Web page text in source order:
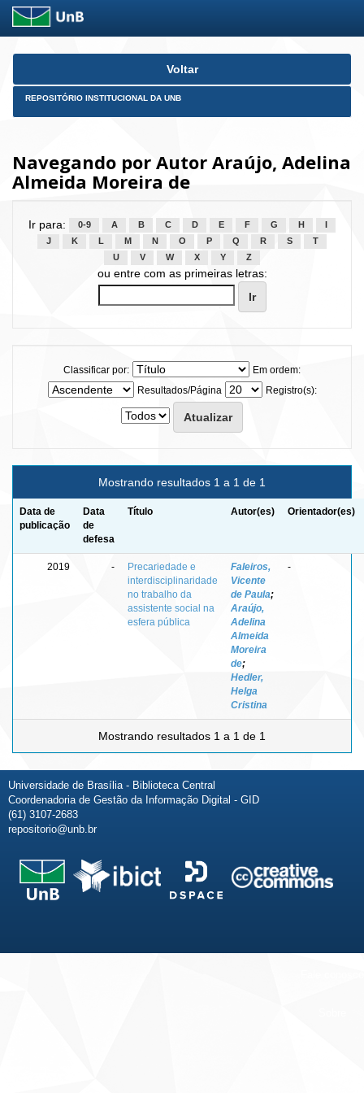
Skip
Voltar
REPOSITÓRIO INSTITUCIONAL DA UNB
Navegando por Autor Araújo, Adelina
Almeida Moreira de
Ir para: 0-9 A B C D E F G H
J
K L M N O P Q R S
T
U
V W X Y Z
ou entre com as primeiras letras:
Classificar por:
Em ordem:
Resultados/Página
Registro(s):
Mostrando resultados 1 a 1 de 1
Data de
publicação
Data
de
defesa
Título Autor(es) Orientador(es)
2019 -
Precariedade e
interdisciplinaridade
no trabalho da
assistente social na
esfera pública
Faleiros,
Vicente
de Paula;
Araújo,
Adelina
Almeida
Moreira
de;
Hedler,
Helga
Cristina
-
Mostrando resultados 1 a 1 de 1
Universidade de Brasília - Biblioteca Central
Coordenadoria de Gestão da Informação Digital - GID
(61) 3107-2683
repositorio@unb.br